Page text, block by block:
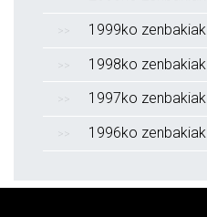
1999ko zenbakiak
1998ko zenbakiak
1997ko zenbakiak
1996ko zenbakiak